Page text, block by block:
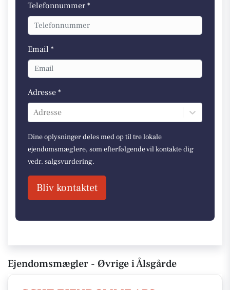
Telefonnummer *
Email *
Adresse *
Adresse
Dine oplysninger deles med op til tre lokale
ejendomsmæglere, som efterfølgende vil kontakte dig
vedr. salgsvurdering.
Bliv kontaktet
Ejendomsmægler - Øvrige i Ålsgårde